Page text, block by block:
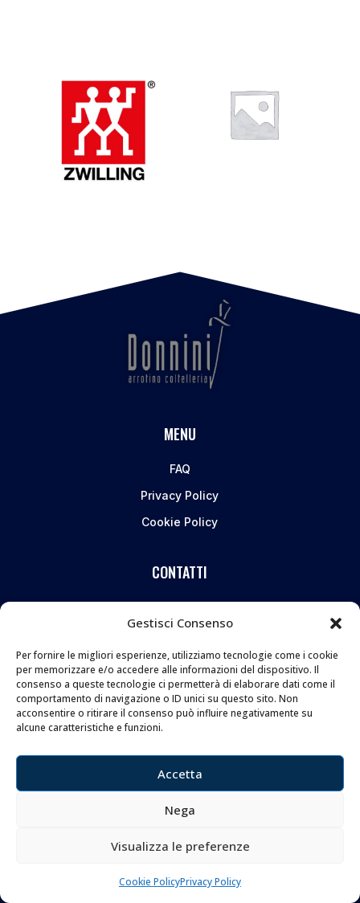
Gestisci Consenso
Per fornire le migliori esperienze, utilizziamo tecnologie come i cookie
per memorizzare e/o accedere alle informazioni del dispositivo. Il
consenso a queste tecnologie ci permetterà di elaborare dati come il
comportamento di navigazione o ID unici su questo sito. Non
acconsentire o ritirare il consenso può influire negativamente su
alcune caratteristiche e funzioni.
Accetta
Nega
Visualizza le preferenze
Cookie PolicyPrivacy Policy
MENU
FAQ
Privacy Policy
Cookie Policy
CONTATTI
di Leonardo e Silvia Donnini
Via Giovanni Lanza, 70 – 50136 FIRENZE
Telefono e WhatsApp:055 661 438
Email: info@donninicoltelleria.it
FOLLOW
Copyright © 2026 Coltelleria Donnini. All Rights
Reserved.